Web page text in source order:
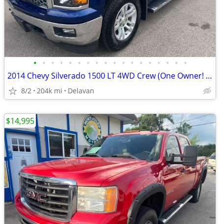
• • • • • • • • • • • • • • • • • •
2014 Chevy Silverado 1500 LT 4WD Crew (One Owner! Goodyear Wranglers!)
8/2 204k mi Delavan
$14,995